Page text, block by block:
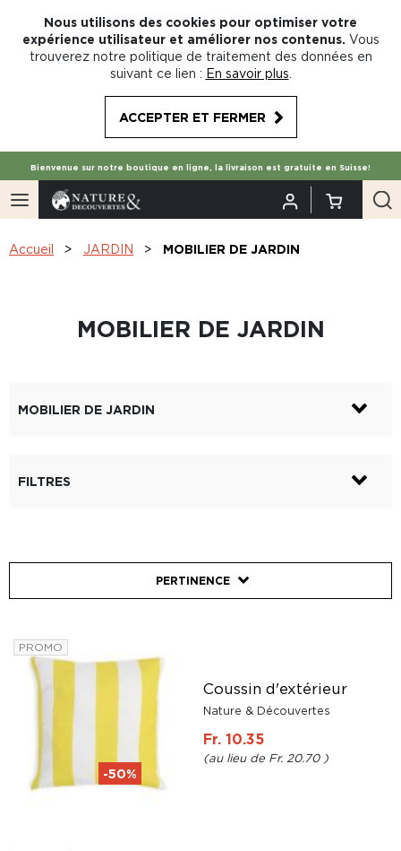
Nous utilisons des cookies pour optimiser votre
expérience utilisateur et améliorer nos contenus. Vous
trouverez notre politique de traitement des données en
suivant ce lien : En savoir plus
ACCEPTER ET FERMER
Bienvenue sur notre boutique en ligne, la livraison est gratuite en Suisse!
Accueil JARDIN MOBILIER DE JARDIN
MOBILIER DE JARDIN
MOBILIER DE JARDIN
FILTRES
PERTINENCE
PROMO
Coussin d'extérieur
Nature & Découvertes
Fr. 10.35
Fr. 20.70
-50%